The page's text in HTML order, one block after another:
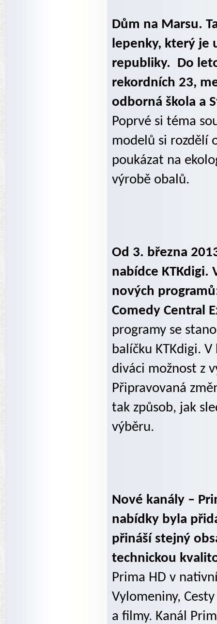
Dům na Marsu.
lepenky, který je
republiky. Do
rekordních 23,
odborná škola a
Poprvé si téma
modelů si rozdělí
poukázat na
výrobě obalů.
Od 3. března
nabídce KTKdigi.
nových
Comedy Central
programy se
balíčku KTKdigi.
diváci možnost z
Připravovaná
tak způsob, jak
výběru.
Nové kanály –
nabídky byla
přináší stejný
technickou
Prima HD v
Vylomeniny,
a filmy. Kanál